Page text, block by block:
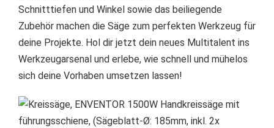
Schnitttiefen und Winkel sowie das beiliegende
Zubehör machen die Säge zum perfekten Werkzeug für
deine Projekte. Hol dir jetzt dein neues Multitalent ins
Werkzeugarsenal und erlebe, wie schnell und mühelos
sich deine Vorhaben umsetzen lassen!